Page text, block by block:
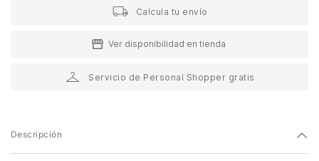
Calcula tu envío
Ver disponibilidad en tienda
Servicio de Personal Shopper gratis
Descripción